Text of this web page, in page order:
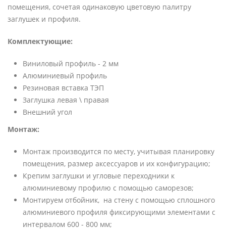
помещения, сочетая одинаковую цветовую палитру
заглушек и профиля.
Комплектующие:
Виниловый профиль - 2 мм
Алюминиевый профиль
Резиновая вставка ТЭП
Заглушка левая \ правая
Внешний угол
Монтаж:
Монтаж производится по месту, учитывая планировку
помещения, размер аксессуаров и их конфигурацию;
Крепим заглушки и угловые переходники к
алюминиевому профилю с помощью саморезов;
Монтируем отбойник, на стену с помощью сплошного
алюминиевого профиля фиксирующими элементами с
интервалом 600 - 800 мм;